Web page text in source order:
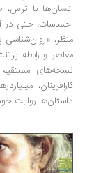
با ترس، طمع،
حتی در
«روان‌شناسی پول»
و رابطه پرتنش او
مستقیم یا
روایت خود را